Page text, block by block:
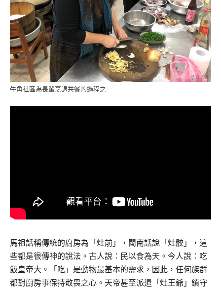
牛角社區為長輩烹調共餐的過程之一
馬祖話稱傳統的廚房為「灶前」，閩南話說「灶骹」，這
些都是很傳神的說法。古人說：民以食為天。今人說：吃
飯皇帝大。「吃」是動物最基本的需求，因此，任何族群
都對廚房事保持敬畏之心。天帝甚至派遣「灶王爺」鎮守